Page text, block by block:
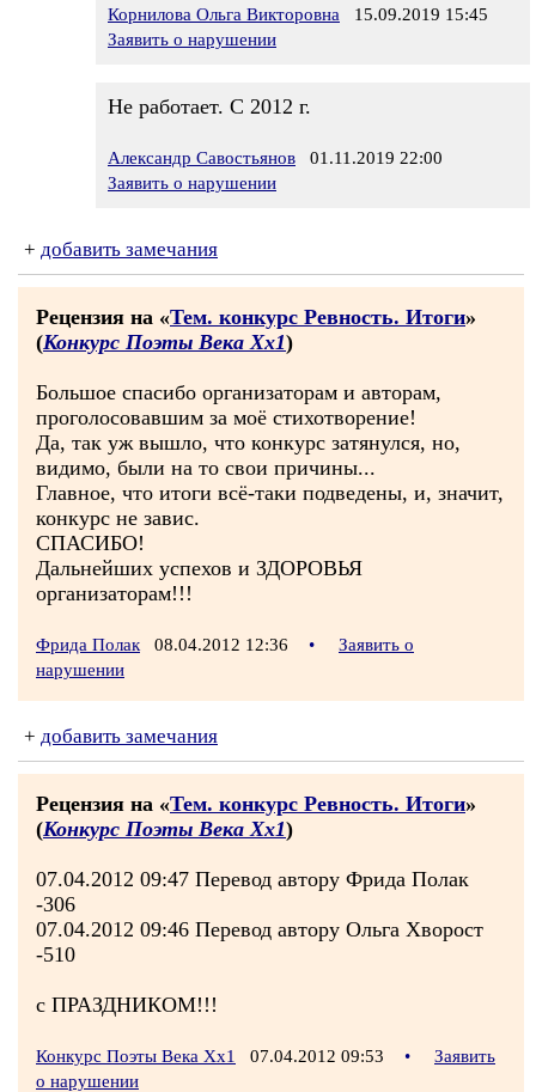
Корнилова Ольга Викторовна 15.09.2019 15:45
Заявить о нарушении
Не работает. С 2012 г.
Александр Савостьянов 01.11.2019 22:00
Заявить о нарушении
+ добавить замечания
Рецензия на «Тем. конкурс Ревность. Итоги»
(Конкурс Поэты Века Хх1)
Большое спасибо организаторам и авторам,
проголосовавшим за моё стихотворение!
Да, так уж вышло, что конкурс затянулся, но,
видимо, были на то свои причины...
Главное, что итоги всё-таки подведены, и, значит,
конкурс не завис.
СПАСИБО!
Дальнейших успехов и ЗДОРОВЬЯ
организаторам!!!
Фрида Полак 08.04.2012 12:36 •
Заявить о
нарушении
+ добавить замечания
Рецензия на «Тем. конкурс Ревность. Итоги»
(Конкурс Поэты Века Хх1)
07.04.2012 09:47 Перевод автору Фрида Полак
-306
07.04.2012 09:46 Перевод автору Ольга Хворост
-510
с ПРАЗДНИКОМ!!!
Конкурс Поэты Века Хх1 07.04.2012 09:53 •
Заявить
о нарушении